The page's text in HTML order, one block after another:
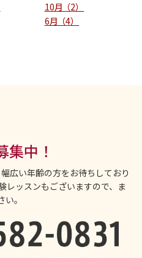
10月
2
6月
4
集中！
広い年齢の方をお待ちしており
レッスンもございますので、ま
。